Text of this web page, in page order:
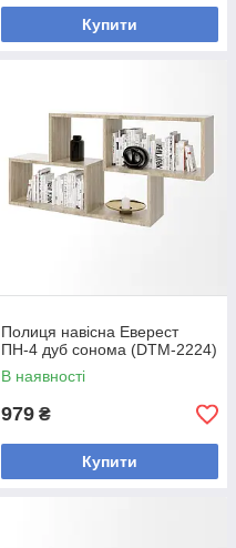
Купити
Полиця навісна Еверест
ПН-4 дуб сонома (DTM-2224)
В наявності
979 ₴
Купити